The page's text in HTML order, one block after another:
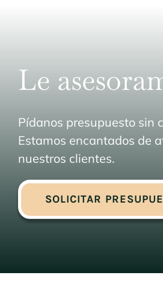
Le
Pídanos presupuesto sin
Estamos encantados de
nuestros clientes.
SOLICITAR